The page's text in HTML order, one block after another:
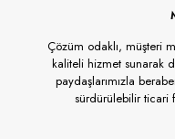
Çözüm odaklı, müşteri
kaliteli hizmet sunarak
paydaşlarımızla
sürdürülebilir ticari